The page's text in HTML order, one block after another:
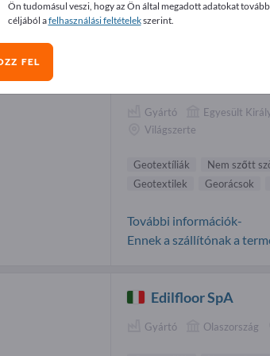
beszállítók (7)
Gyártó
Egyesült
Világszerte
Geotextíliák Nem szőtt
Geotextilek
Georácsok
További információk-
Ennek a szállítónak a
Edilfloor SpA
Gyártó Olaszország
Ön tudomásul veszi, hogy az Ön által megadott adatokat
céljából afelhasználási feltételekszerint.
FEL